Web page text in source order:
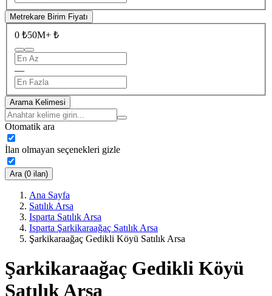
Metrekare Birim Fiyatı
0 ₺50M+ ₺
—
Arama Kelimesi
Otomatik ara
İlan olmayan seçenekleri gizle
Ara (0 ilan)
Ana Sayfa
Satılık Arsa
Isparta Satılık Arsa
Isparta Şarkikaraağaç Satılık Arsa
Şarkikaraağaç Gedikli Köyü Satılık Arsa
Şarkikaraağaç Gedikli Köyü
Satılık Arsa